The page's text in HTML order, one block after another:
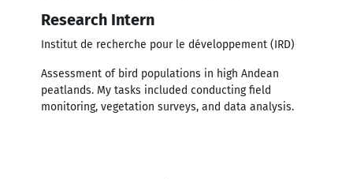
Research Intern
Institut de recherche pour le développement (IRD)
Assessment of bird populations in high Andean
peatlands. My tasks included conducting field
monitoring, vegetation surveys, and data analysis.